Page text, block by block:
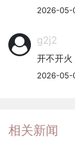
2026-05-
g2j2
开不开火
2026-05-
相关新闻